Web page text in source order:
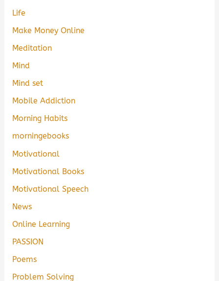
Life
Make Money Online
Meditation
Mind
Mind set
Mobile Addiction
Morning Habits
morningebooks
Motivational
Motivational Books
Motivational Speech
News
Online Learning
PASSION
Poems
Problem Solving